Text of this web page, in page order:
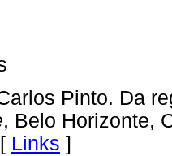
Pinto. Da
, Belo Horizonte,
Links ]